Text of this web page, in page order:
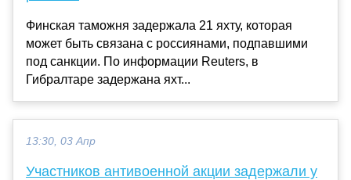
Финская таможня задержала 21 яхту, которая
может быть связана с россиянами, подпавшими
под санкции. По информации Reuters, в
Гибралтаре задержана яхт...
13:30, 03 Апр
Участников антивоенной акции задержали у